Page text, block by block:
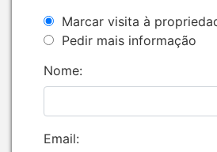
Marcar visita à
Pedir mais informação
Nome:
Email: